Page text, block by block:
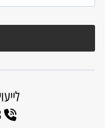
077-9973868